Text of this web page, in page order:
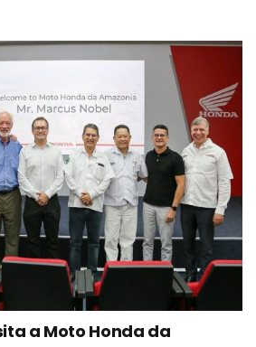
a Moto Honda da